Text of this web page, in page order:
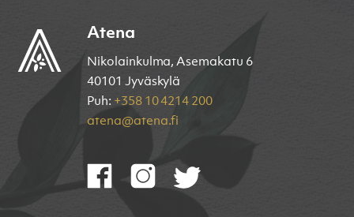
Atena
Nikolainkulma, Asemakatu 6
40101 Jyväskylä
Puh: +358 10 4214 200
atena@atena.fi